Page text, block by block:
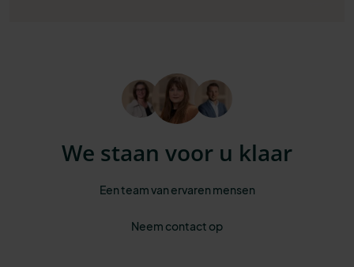
We staan voor u klaar
Een team van ervaren mensen
Neem contact op